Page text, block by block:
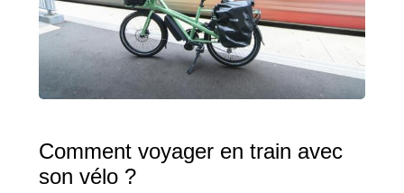
Comment voyager en train avec
son vélo ?